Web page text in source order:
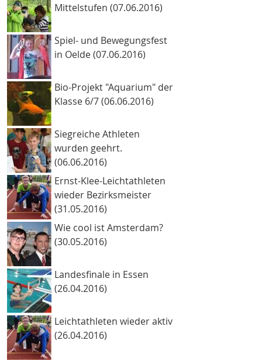
Mittelstufen (07.06.2016)
Spiel- und Bewegungsfest
in Oelde (07.06.2016)
Bio-Projekt "Aquarium" der
Klasse 6/7 (06.06.2016)
Siegreiche Athleten
wurden geehrt.
(06.06.2016)
Ernst-Klee-Leichtathleten
wieder Bezirksmeister
(31.05.2016)
Wie cool ist Amsterdam?
(30.05.2016)
Landesfinale in Essen
(26.04.2016)
Leichtathleten wieder aktiv
(26.04.2016)